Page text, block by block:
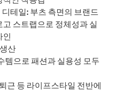
테일: 부츠 측면의 브랜드
스트랩으로 정체성과 실
인
산
템으로 패션과 실용성 모두
근 등 라이프스타일 전반에